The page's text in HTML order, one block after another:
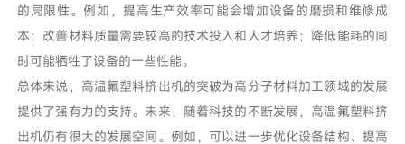
的局限性。例如，提高生产效率可能会增加设备的磨损和维修成
本；改善材料质量需要较高的技术投入和人才培养；降低能耗的同
时可能牺牲了设备的一些性能。
总体来说，高温氟塑料挤出机的突破为高分子材料加工领域的发展
提供了强有力的支持。未来，随着科技的不断发展，高温氟塑料挤
出机仍有很大的发展空间。例如，可以进一步优化设备结构、提高